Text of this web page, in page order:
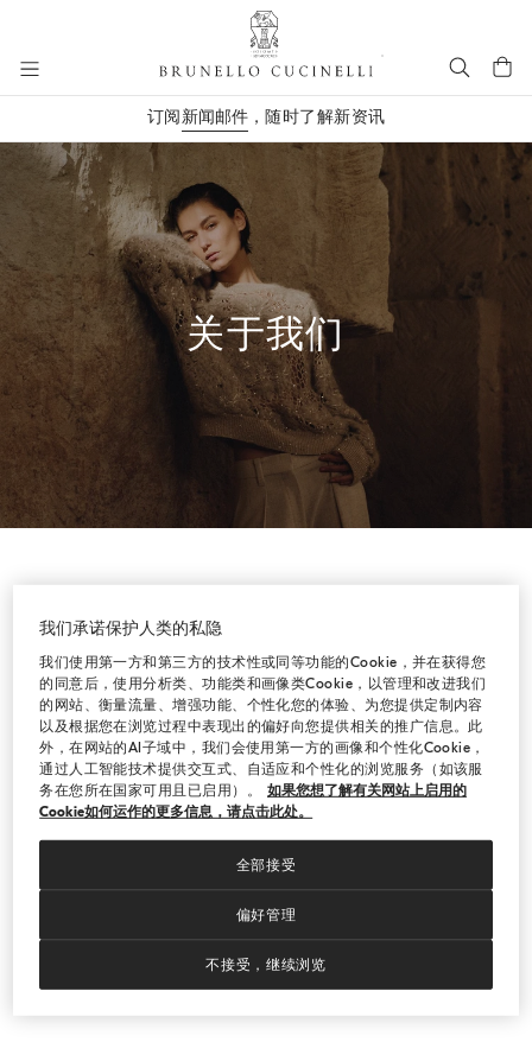
订阅新闻邮件，随时了解新资讯
跳转到主要内容
关于我们
关于我们
古奇拉利（四川）服装有限公司源于意大利索罗梅奥的城
堡内，旗下品牌Brunello Cucinelli是源于意大利的生活方
艺。品牌的羊绒织物取材于拥有“金羊毛”之称的亚洲绒山
羊，有“山羊绒之王”和“服装界真正的奢侈品”的美誉。
古奇拉利(四川)服装有限公司
我们承诺保护人类的私隐
我们使用第一方和第三方的技术性或同等功能的Cookie，并在获得您
的同意后，使用分析类、功能类和画像类Cookie，以管理和改进我们
的网站、衡量流量、增强功能、个性化您的体验、为您提供定制内容
以及根据您在浏览过程中表现出的偏好向您提供相关的推广信息。此
外，在网站的AI子域中，我们会使用第一方的画像和个性化Cookie，
通过人工智能技术提供交互式、自适应和个性化的浏览服务（如该服
务在您所在国家可用且已启用）。
如果您想了解有关网站上启用的
Cookie如何运作的更多信息，请点击此处。
偏好管理
不接受，继续浏览
全部接受